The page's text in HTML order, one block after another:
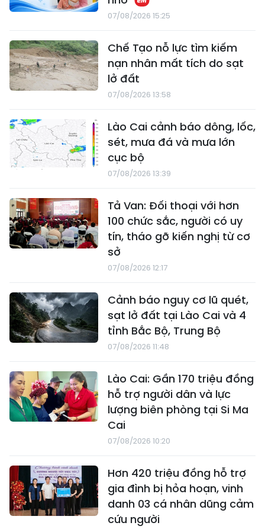
07/08/2026 15:25
Chế Tạo nỗ lực tìm kiếm
nạn nhân mất tích do sạt
lở đất
07/08/2026 13:58
Lào Cai cảnh báo dông, lốc,
sét, mưa đá và mưa lớn
cục bộ
07/08/2026 13:39
Tả Van: Đối thoại với hơn
100 chức sắc, người có uy
tín, tháo gỡ kiến nghị từ cơ
sở
07/08/2026 12:17
Cảnh báo nguy cơ lũ quét,
sạt lở đất tại Lào Cai và 4
tỉnh Bắc Bộ, Trung Bộ
07/08/2026 11:48
Lào Cai: Gần 170 triệu đồng
hỗ trợ người dân và lực
lượng biên phòng tại Si Ma
Cai
07/08/2026 10:20
Hơn 420 triệu đồng hỗ trợ
gia đình bị hỏa hoạn, vinh
danh 03 cá nhân dũng cảm
cứu người